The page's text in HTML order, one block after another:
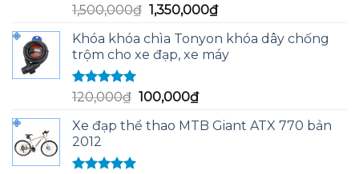
Được xếp
hạng
5.00
sao
1,500,000₫ Giá
là:
1,500,000₫.
1,350,000₫Giá
tại
là:
Khóa khóa chìa Tonyon khóa dây chống
trộm cho xe đạp, xe máy
Được xếp
hạng
sao
120,000₫ Giá
là:
100,000₫Giá
tại
Xe đạp thể thao MTB Giant ATX 770 bản
2012